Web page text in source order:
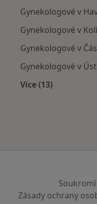
Gynekologové v
Gynekologové v
Gynekologové v
Gynekologové v
Více (13)
Zásady ochrany